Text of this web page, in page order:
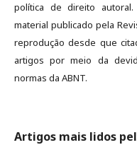
política de direito
material publicado pela
reprodução desde que
artigos por meio da
normas da ABNT.
Artigos mais lidos